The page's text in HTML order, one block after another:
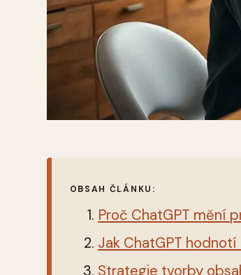
OBSAH ČLÁNKU:
Proč ChatGPT mění
Jak ChatGPT
Strategie tvorby